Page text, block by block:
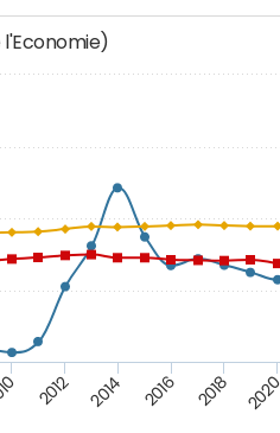
l'Economie)
2012 2014 2016 2018 2020